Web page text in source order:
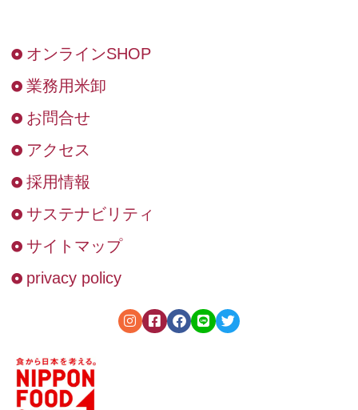
オンラインSHOP
業務用米卸
お問合せ
アクセス
採用情報
サステナビリティ
サイトマップ
privacy policy